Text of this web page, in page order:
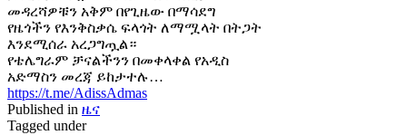
መዳረሻዎቹን አቅም በየጊዜው በማሳደግ
የዜጎችን የእንቅስቃሴ ፍላጎት ለማሟላት በትጋት
እንደሚሰራ አረጋግጧል።
የቴሌግራም ቻናልችንን በመቀላቀል የአዲስ
አድማስን መረጃ ይከታተሉ…
https://t.me/AdissAdmas
Published in ዜና
Tagged under